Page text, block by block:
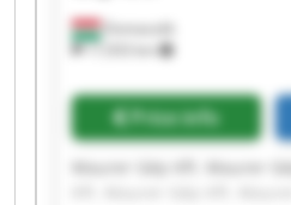
Domaszék
17,933 km
Price info